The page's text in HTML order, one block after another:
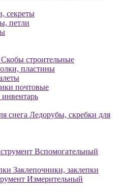
секреты
петли
Скобы строительные
пластины
почтовые
Ледорубы, скребки для
Вспомогательный
Заклепочники, заклепки
Измерительный